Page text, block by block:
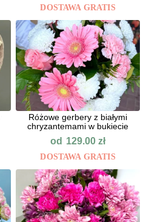
DOSTAWA GRATIS
Różowe gerbery z białymi
chryzantemami w bukiecie
od 129.00zł
DOSTAWA GRATIS